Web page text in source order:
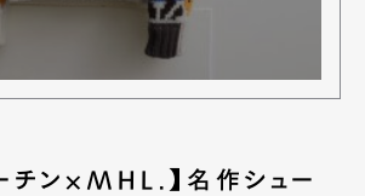
チン×MHL.】名作シュー